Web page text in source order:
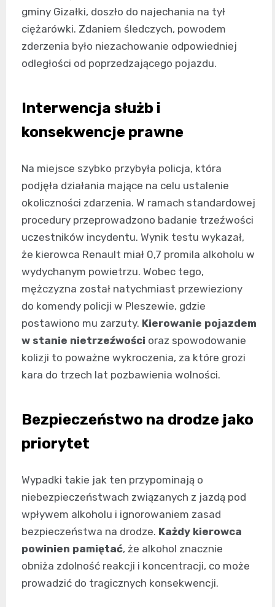
gminy Gizałki, doszło do najechania na tył
ciężarówki. Zdaniem śledczych, powodem
zderzenia było niezachowanie odpowiedniej
odległości od poprzedzającego pojazdu.
Interwencja służb i
konsekwencje prawne
Na miejsce szybko przybyła policja, która
podjęła działania mające na celu ustalenie
okoliczności zdarzenia. W ramach standardowej
procedury przeprowadzono badanie trzeźwości
uczestników incydentu. Wynik testu wykazał,
że kierowca Renault miał 0,7 promila alkoholu w
wydychanym powietrzu. Wobec tego,
mężczyzna został natychmiast przewieziony
do komendy policji w Pleszewie, gdzie
postawiono mu zarzuty. Kierowanie pojazdem
w stanie nietrzeźwości oraz spowodowanie
kolizji to poważne wykroczenia, za które grozi
kara do trzech lat pozbawienia wolności.
Bezpieczeństwo na drodze jako
priorytet
Wypadki takie jak ten przypominają o
niebezpieczeństwach związanych z jazdą pod
wpływem alkoholu i ignorowaniem zasad
bezpieczeństwa na drodze. Każdy kierowca
powinien pamiętać, że alkohol znacznie
obniża zdolność reakcji i koncentracji, co może
prowadzić do tragicznych konsekwencji.